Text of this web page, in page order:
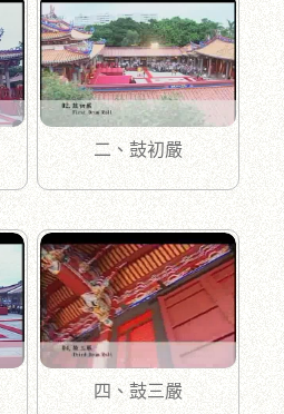
二、鼓初嚴
四、鼓三嚴